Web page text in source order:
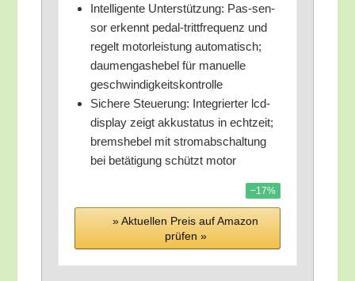
Intel­li­gen­te Unter­stüt­zung: Pas-sen­
sor erkennt pedal-tritt­fre­quenz und
regelt motor­leis­tung auto­ma­tisch;
dau­men­gas­he­bel für manu­el­le
geschwindigkeitskontrolle
Siche­re Steue­rung: Inte­grier­ter lcd-
dis­play zeigt akku­sta­tus in echt­zeit;
brems­he­bel mit strom­ab­schal­tung
bei betä­ti­gung schützt motor
−17%
» Aktu­el­len Preis auf Ama­zon
prü­fen »